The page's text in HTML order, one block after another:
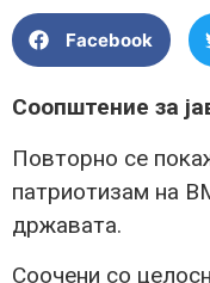
Facebook
Соопштение за
Повторно се
патриотизам на
државата.
Соочени со